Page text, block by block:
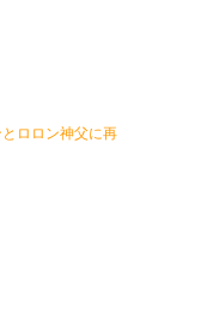
とロロン神父に再